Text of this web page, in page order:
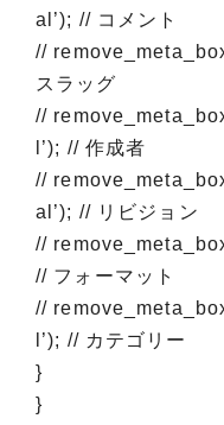
al’); // コメント
//
スラッグ
//
l’); // 作成者
//
al’); // リビジョン
//
// フォーマット
//
l’); // カテゴリー
}
}